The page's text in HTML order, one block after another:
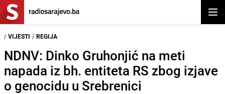
/ VIJESTI / REGIJA
NDNV: Dinko Gruhonjić na meti
napada iz bh. entiteta RS zbog izjave
o genocidu u Srebrenici